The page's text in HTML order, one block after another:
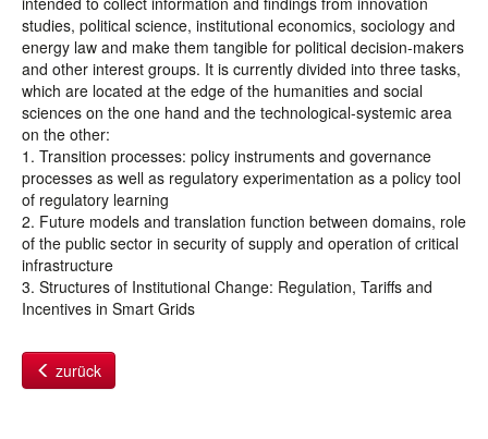
studies, political science, institutional economics, sociology and
energy law and make them tangible for political decision-makers
and other interest groups. It is currently divided into three tasks,
which are located at the edge of the humanities and social
sciences on the one hand and the technological-systemic area
on the other:
1. Transition processes: policy instruments and governance
processes as well as regulatory experimentation as a policy tool
of regulatory learning
2. Future models and translation function between domains, role
of the public sector in security of supply and operation of critical
infrastructure
3. Structures of Institutional Change: Regulation, Tariffs and
Incentives in Smart Grids
zurück